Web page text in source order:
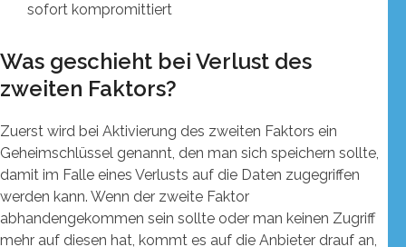
sofort kompromittiert
Was geschieht bei Verlust des
zweiten Faktors?
Zuerst wird bei Aktivierung des zweiten Faktors ein
Geheimschlüssel genannt, den man sich speichern sollte,
damit im Falle eines Verlusts auf die Daten zugegriffen
werden kann. Wenn der zweite Faktor
abhandengekommen sein sollte oder man keinen Zugriff
mehr auf diesen hat, kommt es auf die Anbieter drauf an,